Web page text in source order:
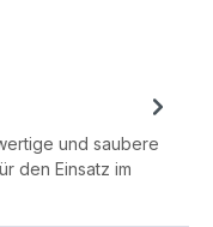
und saubere
den Einsatz im